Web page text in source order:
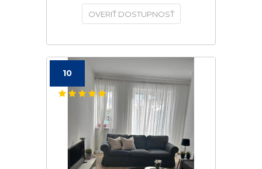
OVERIŤ DOSTUPNOSŤ
10